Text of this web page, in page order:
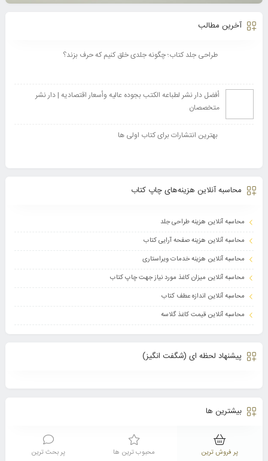
آخرین مطالب
طراحی جلد کتاب؛ چگونه جلدی خلق کنیم که حرف بزند؟
أفضل دار نشر لطباعه الکتب بجوده عالیه وأسعار اقتصادیه | دار نشر
متخصصان
بهترین انتشارات برای کتاب اولی ها
محاسبه آنلاین هزینه‌های چاپ کتاب
محاسبه آنلاین هزینه طراحی جلد
محاسبه آنلاین هزینه صفحه آرایی کتاب
محاسبه آنلاین هزینه خدمات ویراستاری
محاسبه آنلاین میزان کاغذ مورد نیاز جهت چاپ کتاب
محاسبه آنلاین اندازه عطف کتاب
محاسبه آنلاین قیمت کاغذ گلاسه
پیشنهاد لحظه ای (شگفت انگیز)
بیشترین ها
پر فروش ترین محبوب ترین ها پر بحث ترین